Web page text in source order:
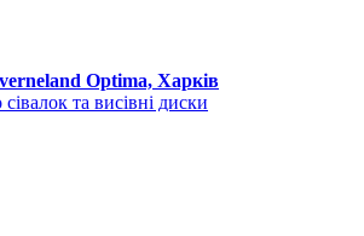
Optima, Харків
та висівні диски